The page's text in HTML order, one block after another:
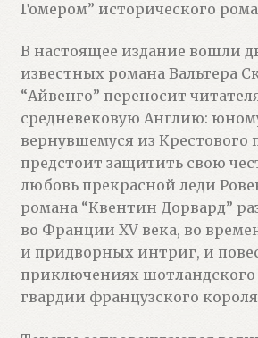
Гомером” исторического
В настоящее издание вошли
известных романа Вальтера
“Айвенго” переносит
средневековую Англию:
вернувшемуся из Крестового
предстоит защитить свою
любовь прекрасной леди
романа “Квентин Дорвард”
во Франции XV века, во
и придворных интриг, и
приключениях шотландского
гвардии французского